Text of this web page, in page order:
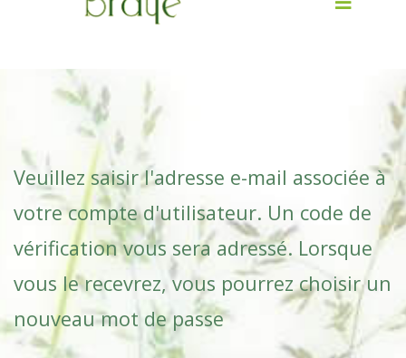
Veuillez saisir l'adresse e-mail associée à
votre compte d'utilisateur. Un code de
vérification vous sera adressé. Lorsque
vous le recevrez, vous pourrez choisir un
nouveau mot de passe